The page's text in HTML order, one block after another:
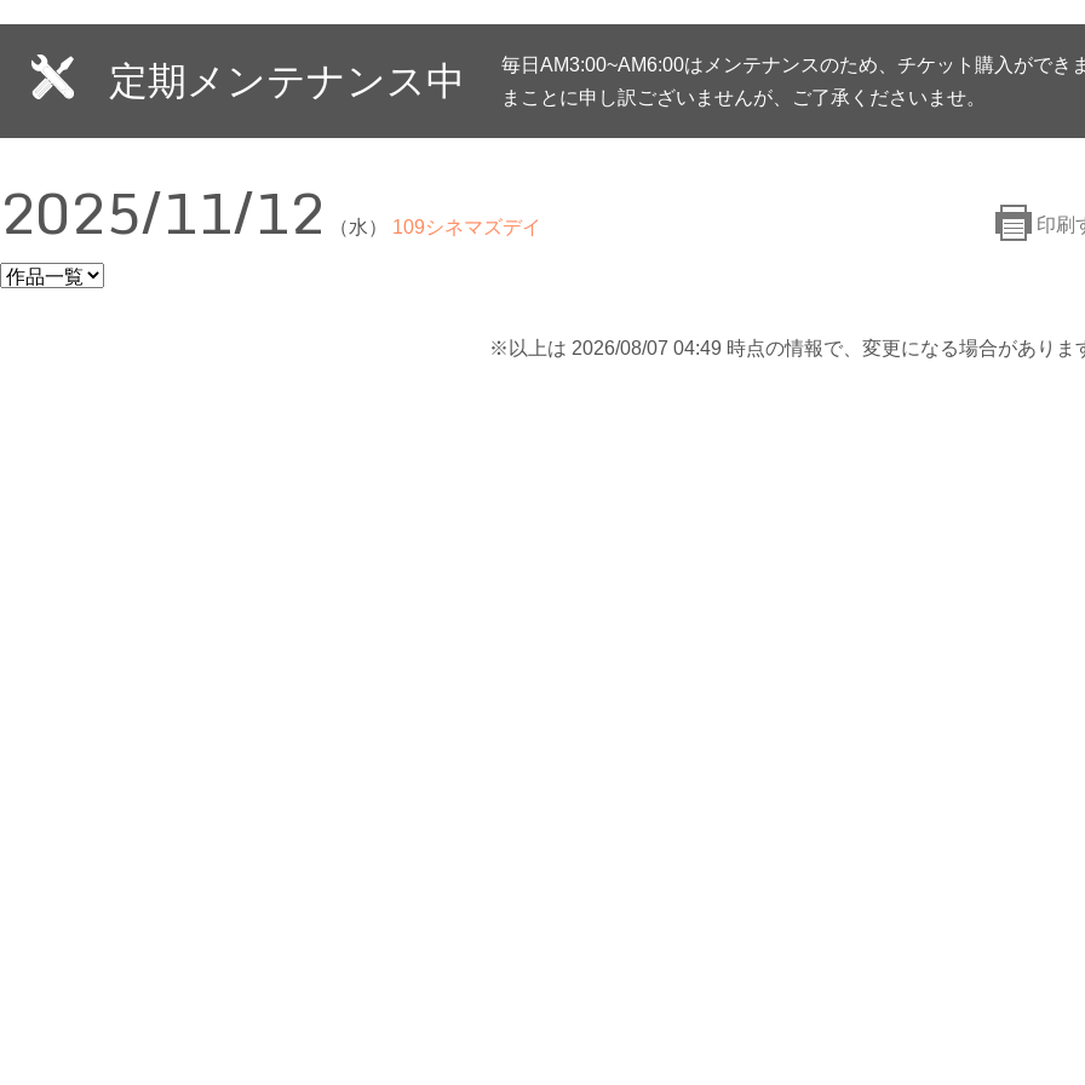
定期メンテナンス中
毎日AM3:00~AM6:00はメンテナンスのため、チケット購入ができ
まことに申し訳ございませんが、ご了承くださいませ。
印刷
2025/11/12 （水） 109シネマズデイ
※以上は 2026/08/07 04:49 時点の情報で、変更になる場合がありま